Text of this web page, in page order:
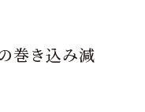
巻き込み減